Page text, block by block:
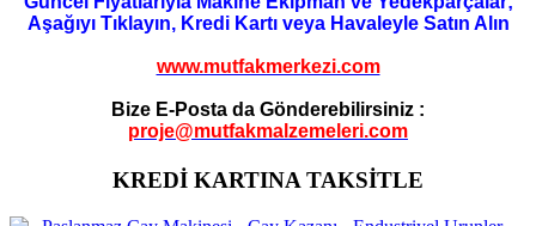
Aşağıyı Tıklayın, Kredi Kartı veya Havaleyle Satın Alın
www.mutfakmerkezi.com
Bize E-Posta da Gönderebilirsiniz :
proje@mutfakmalzemeleri.com
KREDİ KARTINA TAKSİTLE